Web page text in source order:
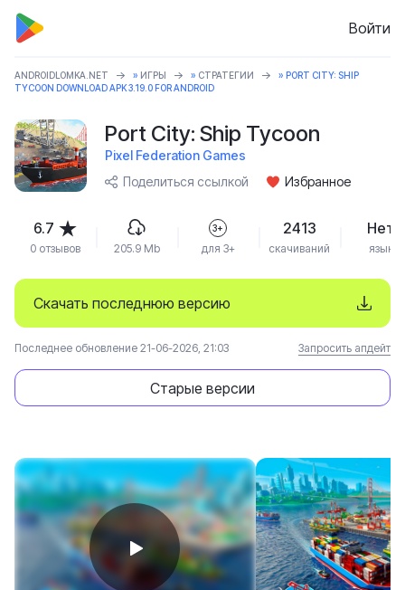
Войти
ANDROIDLOMKA.NET » ИГРЫ » СТРАТЕГИИ
» PORT CITY: SHIP
TYCOON DOWNLOAD APK 3.19.0 FOR ANDROID
Port City: Ship Tycoon
Pixel Federation Games
Поделиться ссылкой
Избранное
Скачать последнюю версию
Старые версии
Последнее обновление 21-06-2026, 21:03 Запросить апдейт
6.7
0 отзывов 205.9 Mb
3+
для 3+
2413
скачиваний
Нет
язык